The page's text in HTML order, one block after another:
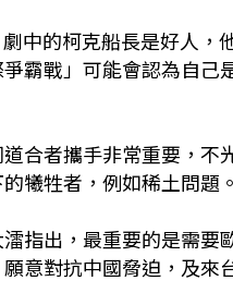
中的柯克船長是好人，
霸戰」可能會認為自己
合者攜手非常重要，不
犧牲者，例如稀土問題。
指出，最重要的是需要
意對抗中國脅迫，及來